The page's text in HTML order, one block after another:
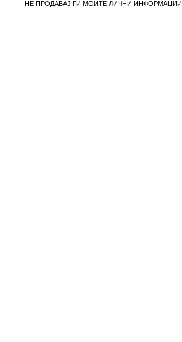
НЕ ПРОДАВАЈ ГИ МОИТЕ ЛИЧНИ ИНФОРМАЦИИ